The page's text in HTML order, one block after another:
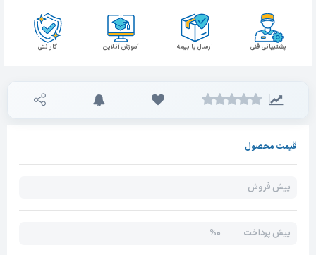
گارانتی آموزش آنلاین ارسال با بیمه پشتیبانی فنی
قیمت محصول
پیش فروش
پیش پرداخت 0%